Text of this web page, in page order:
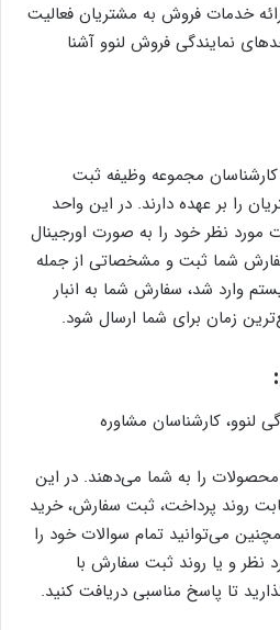
خدمات فروش به مشتریان فعالیت
نمایندگی فروش لنوو آشنا
مجموعه وظیفه ثبت
را بر عهده دارند. در این واحد
مورد نظر خود را به صورت اورجینال
شما ثبت و مشخصاتی از جمله
وارد شد، سفارش شما به انبار
زمان برای شما ارسال شود.
لنوو، کارشناسان مشاوره
را به شما می‌دهند. در این
روند پرداخت، ثبت سفارش، خرید
می‌توانید تمام سوالات خود را
نظر و یا روند ثبت سفارش با
تا پاسخ مناسبی دریافت کنید.